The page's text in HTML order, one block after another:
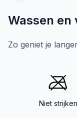
Wassen en
Zo geniet je
Niet strijken